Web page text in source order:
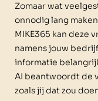
Zomaar wat
onnodig lang
MIKE365 kan deze
namens jouw
informatie
AI beantwoordt de
zoals jij dat zou